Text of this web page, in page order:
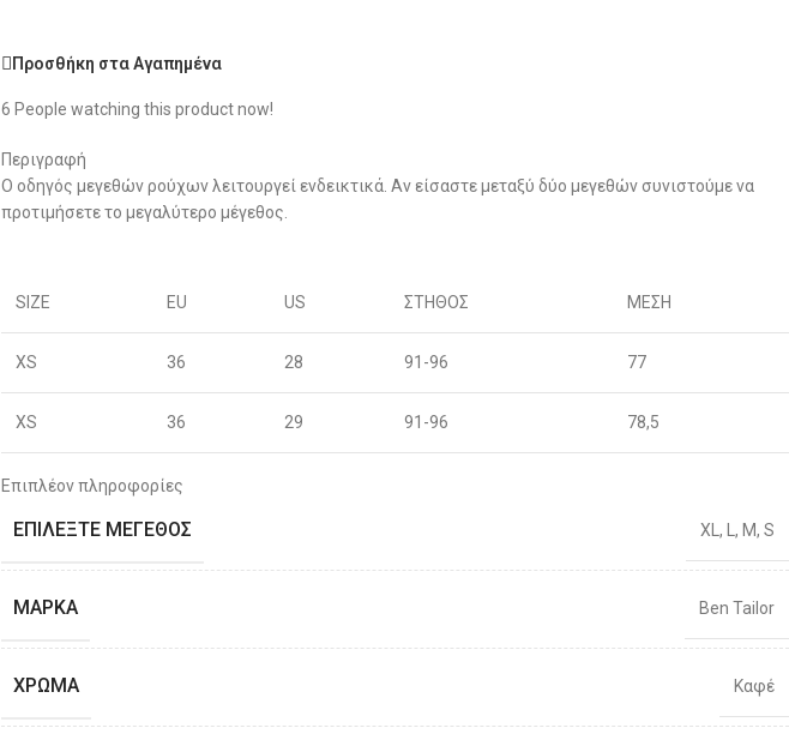
Προσθήκη στα Αγαπημένα
6 People watching this product now!
Περιγραφή
Ο οδηγός μεγεθών ρούχων λειτουργεί ενδεικτικά. Αν είσαστε μεταξύ δύο μεγεθών συνιστούμε να
προτιμήσετε το μεγαλύτερο μέγεθος.
SIZE EU US ΣΤΗΘΟΣ ΜΕΣΗ
XS 36 28 91-96 77
XS 36 29 91-96 78,5
S 38
S 40
M
L 46 34 106-111 88
Επιπλέον πληροφορίες
ΕΠΙΛΈΞΤΕ ΜΈΓΕΘΟΣ XL , , M, S
ΜΆΡΚΑ Ben Tailor
ΧΡΏΜΑ Καφέ